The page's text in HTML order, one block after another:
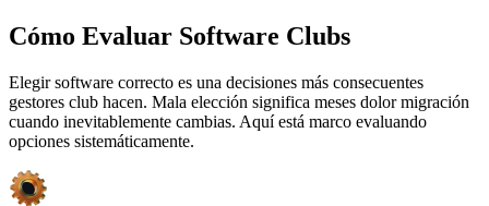
Cómo Evaluar Software Clubs
Elegir software correcto es una decisiones más consecuentes
gestores club hacen. Mala elección significa meses dolor migración
cuando inevitablemente cambias. Aquí está marco evaluando
opciones sistemáticamente.